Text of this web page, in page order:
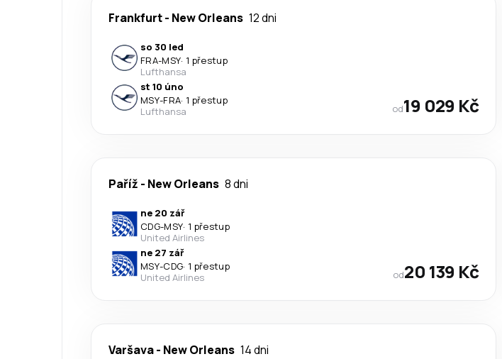
Frankfurt- New Orleans 12 dni
so 30 led
FRA-MSY· 1 přestup
Lufthansa
st 10 úno
MSY-FRA· 1 přestup
Lufthansa
od19 029 Kč
Paříž - New Orleans 8 dni
ne 20 zář
CDG-MSY· 1 přestup
United Airlines
ne 27 zář
MSY-CDG· 1 přestup
United Airlines
od20 139 Kč
Varšava- New Orleans 14 dni